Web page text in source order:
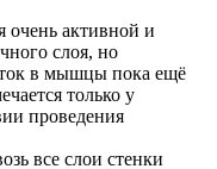
очень активной и
слоя, но
в мышцы пока ещё
только у
проведения
все слои стенки